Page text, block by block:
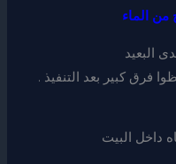
الماء
البعيد
فرق كبير بعد التنفيذ .
داخل البيت